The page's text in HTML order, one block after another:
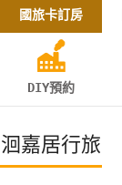
訂
房
直接跟飯店訂房HOT
特
國旅卡訂房
DIY預約
洄嘉居行旅